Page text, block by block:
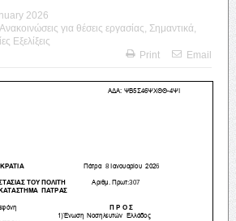
2026
Ανακοινώσεις για θέσεις εργασίας Σημαντικά
Εξελίξεις
Print
Email